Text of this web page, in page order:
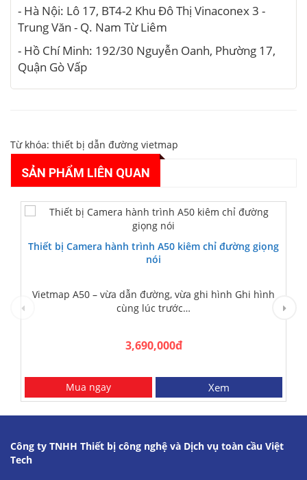
- Hà Nội: Lô 17, BT4-2 Khu Đô Thị Vinaconex 3 -
Trung Văn - Q. Nam Từ Liêm
- Hồ Chí Minh: 192/30 Nguyễn Oanh, Phường 17,
Quận Gò Vấp
Từ khóa: thiết bị dẫn đường vietmap
SẢN PHẨM LIÊN QUAN
Thiết bị Camera hành trình A50 kiêm chỉ đường giọng
nói
Vietmap A50 – vừa dẫn đường, vừa ghi hình Ghi hình
cùng lúc trước…
3,690,000đ
Mua ngay Xem
Công ty TNHH Thiết bị công nghệ và Dịch vụ toàn cầu Việt
Tech